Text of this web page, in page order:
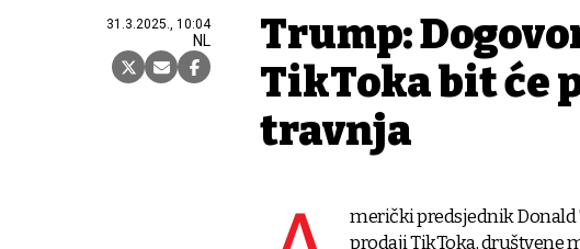
31.3.2025., 10:04
NL
Trump:
TikToka bit će
travnja
merički predsjednik Donald
prodaji TikToka, društvene